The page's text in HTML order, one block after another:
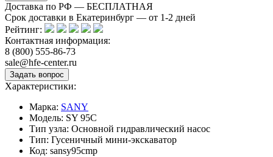
Доставка по РФ — БЕСПЛАТНАЯ
Срок доставки в Екатеринбург — от 1-2 дней
Рейтинг:
Контактная информация:
8 (800) 555-86-73
sale@hfe-center.ru
Характеристики:
Марка: SANY
Модель: SY 95C
Тип узла: Основной гидравлический насос
Тип: Гусеничный мини-экскаватор
Код: sansy95cmp